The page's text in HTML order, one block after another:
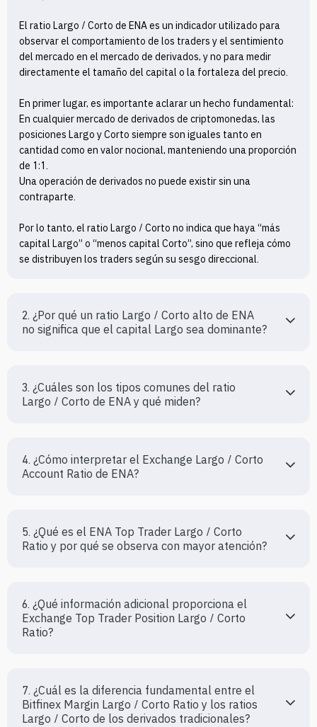
El ratio Largo / Corto de ENA es un indicador utilizado para
observar el comportamiento de los traders y el sentimiento
del mercado en el mercado de derivados, y no para medir
directamente el tamaño del capital o la fortaleza del precio.
En primer lugar, es importante aclarar un hecho fundamental:
En cualquier mercado de derivados de criptomonedas, las
posiciones Largo y Corto siempre son iguales tanto en
cantidad como en valor nocional, manteniendo una proporción
de 1:1.
Una operación de derivados no puede existir sin una
contraparte.
Por lo tanto, el ratio Largo / Corto no indica que haya “más
capital Largo” o “menos capital Corto”, sino que refleja cómo
se distribuyen los traders según su sesgo direccional.
2. ¿Por qué un ratio Largo / Corto alto de ENA
no significa que el capital Largo sea dominante?
3. ¿Cuáles son los tipos comunes del ratio
Largo / Corto de ENA y qué miden?
4. ¿Cómo interpretar el Exchange Largo / Corto
Account Ratio de ENA?
5. ¿Qué es el ENA Top Trader Largo / Corto
Ratio y por qué se observa con mayor atención?
6. ¿Qué información adicional proporciona el
Exchange Top Trader Position Largo / Corto
Ratio?
7. ¿Cuál es la diferencia fundamental entre el
Bitfinex Margin Largo / Corto Ratio y los ratios
Largo / Corto de los derivados tradicionales?